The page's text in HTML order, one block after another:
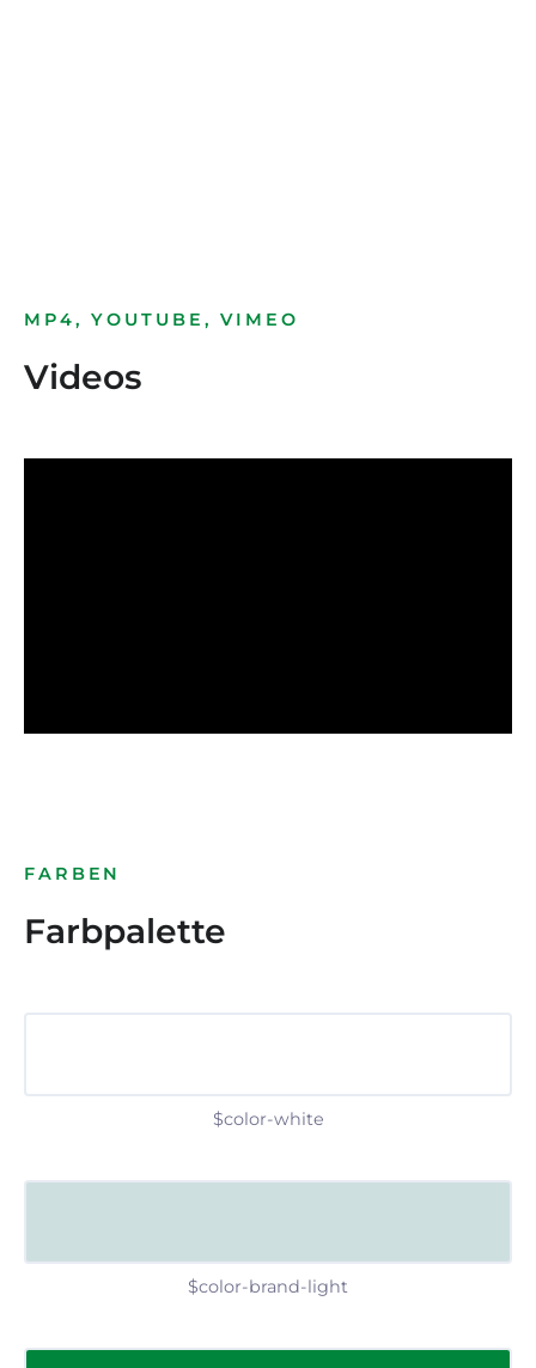
MP4, YOUTUBE, VIMEO
Videos
FARBEN
Farbpalette
$color-white
$color-brand-light